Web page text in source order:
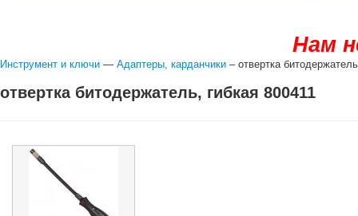
Нам
Инструмент и ключи — Адаптеры, карданчики – отвертка
отвертка битодержатель, гибкая 800411